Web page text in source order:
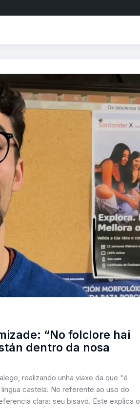
“No folclore hai
dentro da nosa
realizando unha viaxe da que "é
castelá. No referente ao uso do
clara: seu bisavó. Este explica o